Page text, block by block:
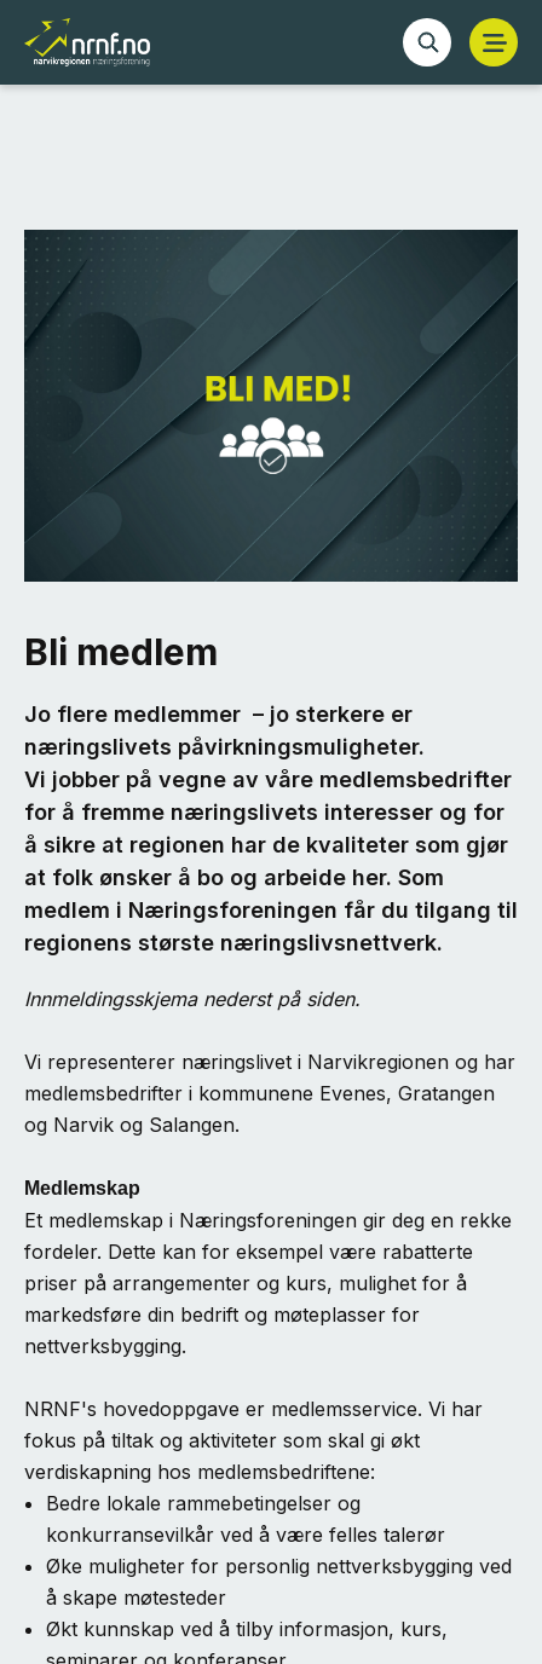
Bli medlem
Jo flere medlemmer – jo sterkere er
næringslivets påvirkningsmuligheter.
Vi jobber på vegne av våre medlemsbedrifter
for å fremme næringslivets interesser og for
å sikre at regionen har de kvaliteter som gjør
at folk ønsker å bo og arbeide her. Som
medlem i Næringsforeningen får du tilgang til
regionens største næringslivsnettverk.
Innmeldingsskjema nederst på siden.
Vi representerer næringslivet i Narvikregionen og har
medlemsbedrifter i kommunene Evenes, Gratangen
og Narvik og Salangen.
Medlemskap
Et medlemskap i Næringsforeningen gir deg en rekke
fordeler. Dette kan for eksempel være rabatterte
priser på arrangementer og kurs, mulighet for å
markedsføre din bedrift og møteplasser for
nettverksbygging.
NRNF's hovedoppgave er medlemsservice. Vi har
fokus på tiltak og aktiviteter som skal gi økt
verdiskapning hos medlemsbedriftene:
Bedre lokale rammebetingelser og
konkurransevilkår ved å være felles talerør
Øke muligheter for personlig nettverksbygging ved
å skape møtesteder
Økt kunnskap ved å tilby informasjon, kurs,